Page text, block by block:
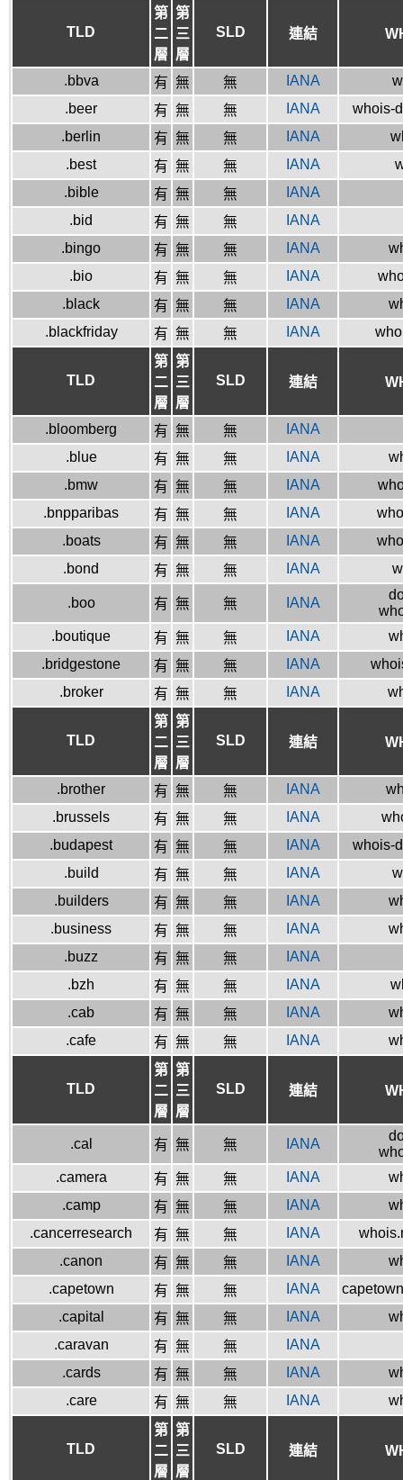
TLD
第
二
層
第
三
層
SLD 連結
.bbva 有 無 無 IANA
.beer
有 無 無 IANA
whois-
.berlin
有 無 無 IANA
.best
有 無 無 IANA
.bible
有 無 無
IANA
.bid
有 無 無
IANA
.bingo
有 無 無 IANA
.bio
有 無 無 IANA
.black
有 無 無 IANA
.blackfriday
有 無 無 IANA
TLD
第
二
層
第
三
層
SLD 連結
.bloomberg 有 無 無
IANA
.blue
有 無 無 IANA
.bmw
有 無 無 IANA
.bnpparibas
有 無 無 IANA
.boats
有 無 無 IANA
.bond
有 無 無 IANA
.boo 有 無 無 IANA
.boutique
有 無 無 IANA
.bridgestone
有 無 無 IANA
.broker
有 無 無 IANA
TLD
第
二
層
第
三
層
SLD 連結
.brother 有 無 無 IANA
.brussels
有 無 無 IANA
.budapest
有 無 無 IANA
whois-
.build
有 無 無 IANA
.builders
有 無 無 IANA
.business
有 無 無 IANA
.buzz
有 無 無
IANA
.bzh
有 無 無 IANA
.cab
有 無 無 IANA
.cafe
有 無 無 IANA
TLD
第
二
層
第
三
層
SLD 連結
.cal 有 無 無 IANA
.camera
有 無 無 IANA
.camp
有 無 無 IANA
.cancerresearch
有 無 無 IANA
.canon
有 無 無 IANA
.capetown
有 無 無 IANA
.capital
有 無 無 IANA
.caravan
有 無 無
IANA
.cards
有 無 無 IANA
.care
有 無 無 IANA
TLD
第
二
層
第
三
層
SLD 連結